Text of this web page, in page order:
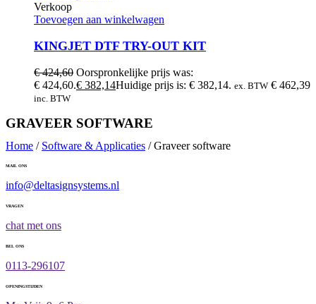
Verkoop
Toevoegen aan winkelwagen
KINGJET DTF TRY-OUT KIT
€424,60 Oorspronkelijke prijs was:
€ 424,60.€ 382,14Huidige prijs is: € 382,14. ex. BTW € 462,39
inc. BTW
GRAVEER SOFTWARE
Home / Software & Applicaties / Graveer software
MAIL ONS
info@deltasignsystems.nl
VRAGEN
chat met ons
BEL ONS
0113-296107
OPENINGSTIJDEN